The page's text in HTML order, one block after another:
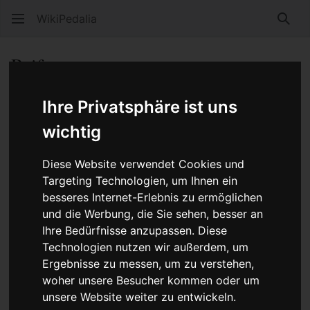
Ihre Privatsphäre ist uns
wichtig
Diese Website verwendet Cookies und
Targeting Technologien, um Ihnen ein
besseres Internet-Erlebnis zu ermöglichen
und die Werbung, die Sie sehen, besser an
Ihre Bedürfnisse anzupassen. Diese
Technologien nutzen wir außerdem, um
Ergebnisse zu messen, um zu verstehen,
woher unsere Besucher kommen oder um
unsere Website weiter zu entwickeln.
WikiPedalia
Reifenpanne
Sprache
Reifenpanne(umgangssprachlich
Wenn der Reifen Luft verliert, bedeutet das, dass der
Schlauch ein Loch bekommen hat. Das kann bedeuten,
dass etwas mit dem Reifen nicht in Ordnung ist. Muss
es aber nicht.
Reifenpannen wegen Schlauchproblemen können
grob in vier Gruppen unterschieden werden
Derschleichende Plattfußoderkleine Lecks